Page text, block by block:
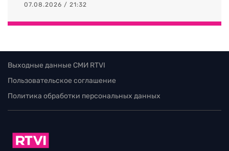
07.08.2026 / 21:32
Выходные данные СМИ RTVI
Пользовательское соглашение
Политика обработки персональных данных